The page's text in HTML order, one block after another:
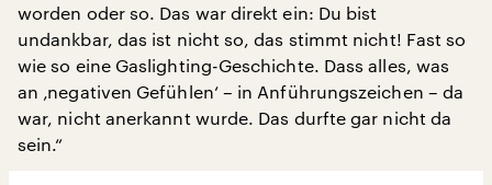
worden oder so. Das war direkt ein: Du bist
undankbar, das ist nicht so, das stimmt nicht! Fast so
wie so eine Gaslighting-Geschichte. Dass alles, was
an ‚negativen Gefühlen‘ – in Anführungszeichen – da
war, nicht anerkannt wurde. Das durfte gar nicht da
sein.“